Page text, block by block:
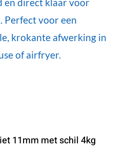
Perfect voor een
krokante afwerking in
of airfryer.
11mm met schil 4kg